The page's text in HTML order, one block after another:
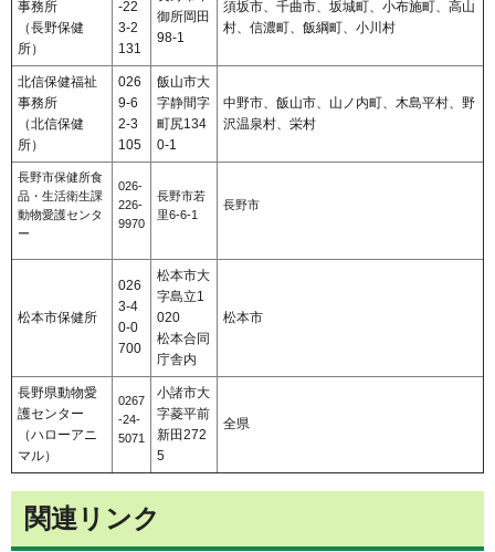
事務所
（長野保健
所）
-22
3-2
131
御所岡田
98-1
須坂市、千曲市、坂城町、小布施町、高山
村、信濃町、飯綱町、小川村
北信保健福祉
事務所
（北信保健
所）
026
9-6
2-3
105
飯山市大
字静間字
町尻134
0-1
中野市、飯山市、山ノ内町、木島平村、野
沢温泉村、栄村
長野市保健所食
品・生活衛生課
動物愛護センタ
ー
026-
226-
9970
長野市若
里6-6-1
長野市
松本市保健所
026
3-4
0-0
700
松本市大
字島立1
020
松本合同
庁舎内
松本市
長野県動物愛
護センター
（ハローアニ
マル）
0267
-24-
5071
小諸市大
字菱平前
新田272
5
全県
関連リンク